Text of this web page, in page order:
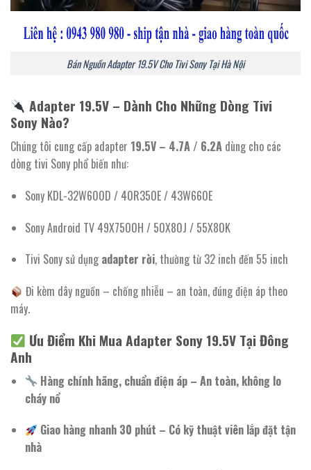
Bán Nguồn Adapter 19.5V Cho Tivi Sony Tại Hà Nội
Adapter 19.5V – Dành Cho Những Dòng Tivi
Sony Nào?
Chúng tôi cung cấp adapter 19.5V – 4.7A / 6.2A dùng cho các
dòng tivi Sony phổ biến như:
Sony KDL-32W600D / 40R350E / 43W660E
Sony Android TV 49X7500H / 50X80J / 55X80K
Tivi Sony sử dụng adapter rời, thường từ 32 inch đến 55 inch
Đi kèm dây nguồn – chống nhiễu – an toàn, đúng điện áp theo
máy.
Ưu Điểm Khi Mua Adapter Sony 19.5V Tại Đông
Anh
Hàng chính hãng, chuẩn điện áp – An toàn, không lo
cháy nổ
Giao hàng nhanh 30 phút – Có kỹ thuật viên lắp đặt tận
nhà